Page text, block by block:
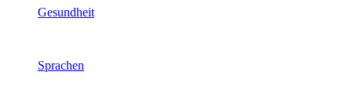
Gesundheit
Sprachen